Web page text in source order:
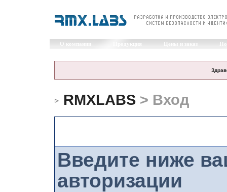
О компании Продукция Цены и заказ
RMXLABS> Вход
Введите ниже
авторизации